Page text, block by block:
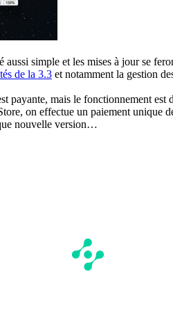
aussi simple et les mises à jour se
de la 3.3 et notamment la gestion
payante, mais le fonctionnement
on effectue un paiement unique
nouvelle version…